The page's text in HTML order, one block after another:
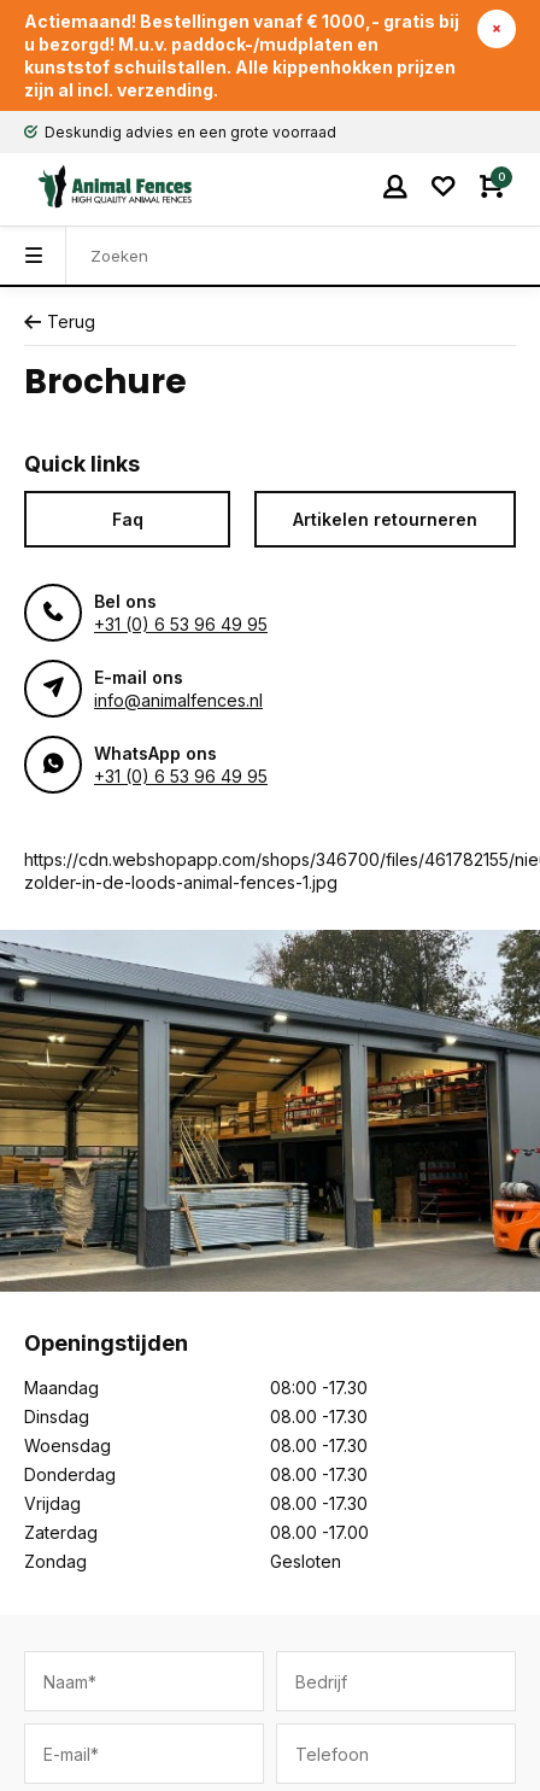
Actiemaand! Bestellingen vanaf € 1000,- gratis bij
u bezorgd! M.u.v. paddock-/mudplaten en
kunststof schuilstallen. Alle kippenhokken prijzen
zijn al incl. verzending.
Deskundig advies en een grote voorraad
0
Terug
Brochure
Quick links
Faq Artikelen retourneren
Bel ons
+31 (0) 6 53 96 49 95
E-mail ons
info@animalfences.nl
WhatsApp ons
+31 (0) 6 53 96 49 95
https://cdn.webshopapp.com/shops/346700/files/461782155/
zolder-in-de-loods-animal-fences-1.jpg
Openingstijden
Maandag
08:00 -17.30
Dinsdag
08.00 -17.30
Woensdag
08.00 -17.30
Donderdag
08.00 -17.30
Vrijdag
08.00 -17.30
Zaterdag
08.00 -17.00
Zondag
Gesloten